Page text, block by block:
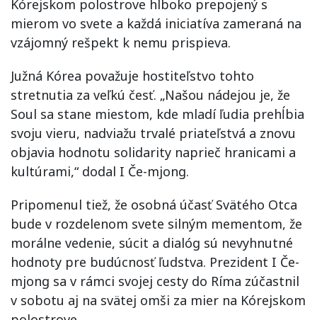
Kórejskom polostrove hlboko prepojený s
mierom vo svete a každá iniciatíva zameraná na
vzájomný rešpekt k nemu prispieva.
Južná Kórea považuje hostiteľstvo tohto
stretnutia za veľkú česť. „Našou nádejou je, že
Soul sa stane miestom, kde mladí ľudia prehĺbia
svoju vieru, nadviažu trvalé priateľstvá a znovu
objavia hodnotu solidarity naprieč hranicami a
kultúrami,“ dodal I Če-mjong.
Pripomenul tiež, že osobná účasť Svätého Otca
bude v rozdelenom svete silným mementom, že
morálne vedenie, súcit a dialóg sú nevyhnutné
hodnoty pre budúcnosť ľudstva. Prezident I Če-
mjong sa v rámci svojej cesty do Ríma zúčastnil
v sobotu aj na svätej omši za mier na Kórejskom